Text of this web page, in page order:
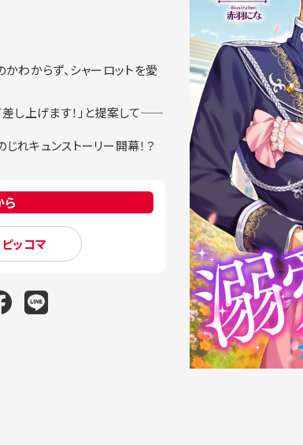
わからず、シャーロットを愛
上げます！」と提案して――
キュンストーリー開幕！？
ら
ピッコマ